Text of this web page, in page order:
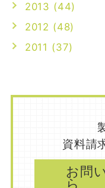
2013 (44)
2012 (48)
2011 (37)
資料請
お問
ら